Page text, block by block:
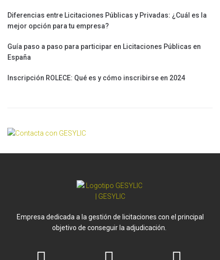
Diferencias entre Licitaciones Públicas y Privadas: ¿Cuál es la
mejor opción para tu empresa?
Guía paso a paso para participar en Licitaciones Públicas en
España
Inscripción ROLECE: Qué es y cómo inscribirse en 2024
Empresa dedicada a la gestión de licitaciones con el principal
objetivo de conseguir la adjudicación.